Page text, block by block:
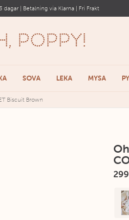
dagar | Betalning via Klarna | Fri Frakt
SOVA LEKA MYSA
Biscuit Brown